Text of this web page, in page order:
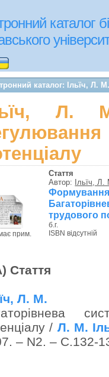
каталог
каталог: Ільїч, Л.
Л.
прим.
Стаття
Автор: Ільїч,
трудового
б.г.
ISBN відсутній
Стаття
Л. М.
/ Л. М.
– N2. – С.132-